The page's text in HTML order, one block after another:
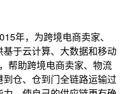
年，为跨境电商卖家、
于云计算、大数据和移动
帮助跨境电商卖家、物流
仓、仓到门全链路运输过